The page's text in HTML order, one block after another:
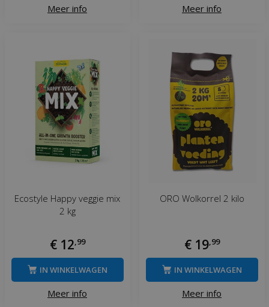
Meer info Meer info
Ecostyle Happy veggie mix
2 kg
€ 12 99
Meer info
IN WINKELWAGEN
ORO Wolkorrel 2 kilo
€ 19, 99
Meer info
IN WINKELWAGEN